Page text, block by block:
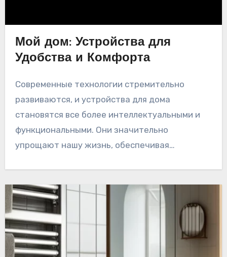
Мой дом: Устройства для
Удобства и Комфорта
Современные технологии стремительно
развиваются, и устройства для дома
становятся все более интеллектуальными и
функциональными. Они значительно
упрощают нашу жизнь, обеспечивая…